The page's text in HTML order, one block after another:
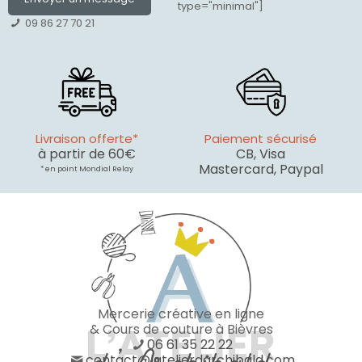
09 86 27 70 21
type="minimal"]
Livraison offerte*
à partir de 60€
* en point Mondial Relay
Paiement sécurisé
CB, Visa
Mastercard, Paypal
Mercerie créative en ligne
& Cours de couture à Bièvres
06 61 35 22 22